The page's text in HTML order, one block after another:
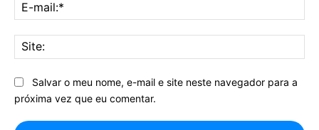
Salvar o meu nome, e-mail e site neste navegador para a
próxima vez que eu comentar.